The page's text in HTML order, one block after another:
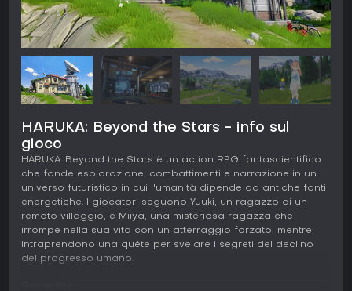
HARUKA: Beyond the Stars - info sul
gioco
HARUKA: Beyond the Stars è un action RPG fantascientifico
che fonde esplorazione, combattimenti e narrazione in un
universo futuristico in cui l'umanità dipende da antiche fonti
energetiche. I giocatori seguono Yuuki, un ragazzo di un
remoto villaggio, e Miiya, una misteriosa ragazza che
irrompe nella sua vita con un atterraggio forzato, mentre
intraprendono una quête per svelare i segreti del declino
del progresso umano.